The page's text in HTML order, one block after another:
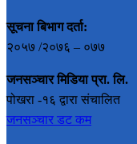
सूचना बिभाग दर्ता:
२०५७ /२०७६ – ०७७
जनसञ्चार मिडिया प्रा. लि.
पोखरा -१६ द्वारा संचालित
जनसञ्चार डट कम